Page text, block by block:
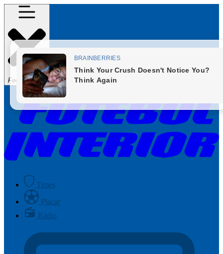
Fechar Menu
Times
Placar
Rádio